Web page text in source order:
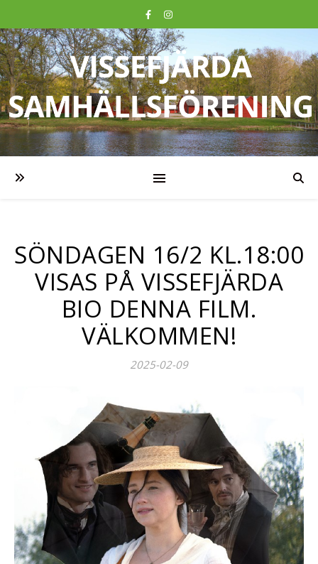
SÖNDAGEN 16/2 KL.18:00
VISAS PÅ VISSEFJÄRDA
BIO DENNA FILM.
VÄLKOMMEN!
2025-02-09